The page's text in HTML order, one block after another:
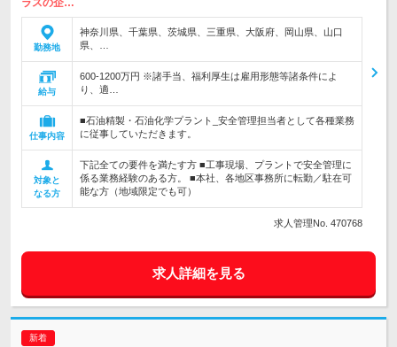
ラスの企…
勤務地
神奈川県、千葉県、茨城県、三重県、大阪府、岡山県、山口
県、…
給与
600-1200万円 ※諸手当、福利厚生は雇用形態等諸条件によ
り、適…
仕事内容
■石油精製・石油化学プラント_安全管理担当者として各種業務
に従事していただきます。
対象と
なる方
下記全ての要件を満たす方 ■工事現場、プラントで安全管理に
係る業務経験のある方。 ■本社、各地区事務所に転勤／駐在可
能な方（地域限定でも可）
求人管理No. 470768
求人詳細を見る